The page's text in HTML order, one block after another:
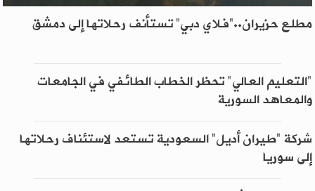
مطلع حزيران..“فلاي دبي” تستأنف رحلاتها إلى دمشق
"التعليم العالي" تحظر الخطاب الطائفي في الجامعات
والمعاهد السورية
شركة “طيران أديل” السعودية تستعد لاستئناف رحلاتها
إلى سوريا